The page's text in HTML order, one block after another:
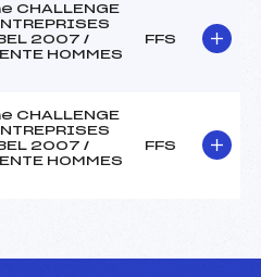
CHALLENGE
2007 /
HOMMES
FFS
CHALLENGE
2007 /
HOMMES
FFS